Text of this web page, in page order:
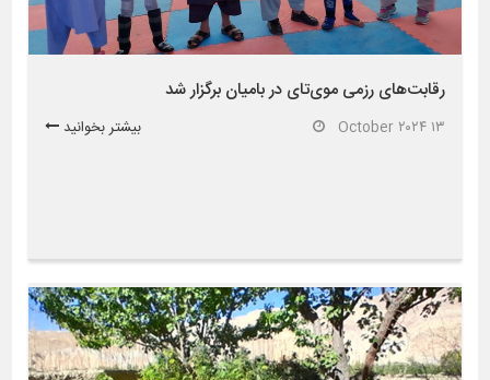
رقابت‌های رزمی موی‌تای در بامیان برگزار شد
۱۳ October ۲۰۲۴ بیشتر بخوانید